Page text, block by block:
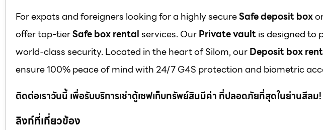
For expats and foreigners looking for a highly secureSafe deposit box
offer top-tierSafe box rentalservices. OurPrivate vaultis designed to
world-class security. Located in the heart of Silom, ourDeposit box
ensure 100% peace of mind with 24/7 G4S protection and biometric
ติดต่อเราวันนี้ เพื่อรับบริการเช่าตู้เซฟเก็บทรัพย์สินมีค่า ที่ปลอดภัยที่สุดในย่านสีลม!
ลิงก์ที่เกี่ยวข้อง